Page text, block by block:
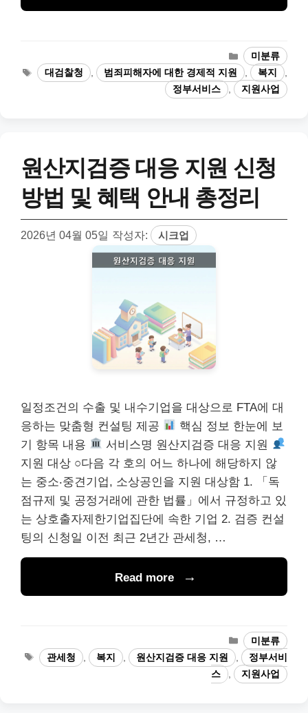
카
테
고
리
미분류
태
그
대검찰청 , 범죄피해자에 대한 경제적 지원 , 복지
,
정부서비스
, 지원사업
원산지검증 대응 지원 신청
방법 및 혜택 안내 총정리
2026년 04월 05일 작성자: 시크업
일정조건의 수출 및 내수기업을 대상으로 FTA에 대
응하는 맞춤형 컨설팅 제공
핵심 정보 한눈에 보
기 항목 내용
서비스명 원산지검증 대응 지원
지원 대상 ○다음 각 호의 어느 하나에 해당하지 않
는 중소‧중견기업, 소상공인을 지원 대상함 1. 「독
점규제 및 공정거래에 관한 법률」에서 규정하고 있
는 상호출자제한기업집단에 속한 기업 2. 검증 컨설
팅의 신청일 이전 최근 2년간 관세청, …
Read more
카
테
고
리
미분류
태
그
관세청 복지 원산지검증 대응 지원
정부서비
스
지원사업